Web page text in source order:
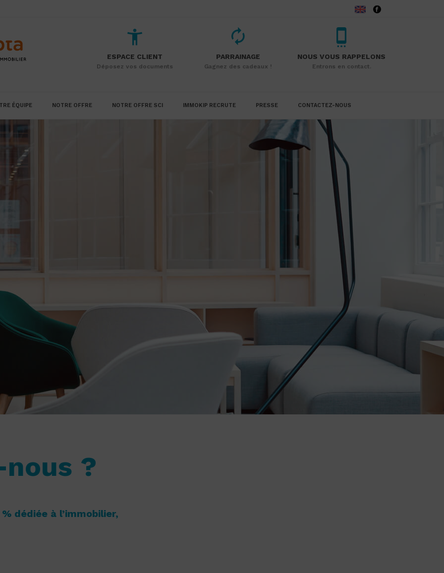
ESPACE CLIENT
Déposez vos documents
PARRAINAGE
Gagnez des cadeaux !
NOUS VOUS RAPPELONS
Entrons en contact.
ÉQUIPE NOTRE OFFRE NOTRE OFFRE SCI IMMOKIP RECRUTE PRESSE CONTACTEZ-NOUS
?
dédiée à l’immobilier,